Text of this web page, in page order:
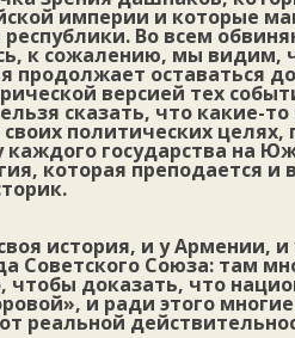
империи и которые
Во всем
к сожалению, мы видим,
продолжает
версией тех
сказать, что какие-
политических целях,
каждого государства на
которая преподается и
история, и у Армении,
Советского Союза: там
чтобы доказать, что
и ради этого
реальной